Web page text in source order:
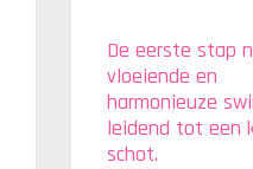
De eerste stap
vloeiende en
harmonieuze
leidend tot een
schot.